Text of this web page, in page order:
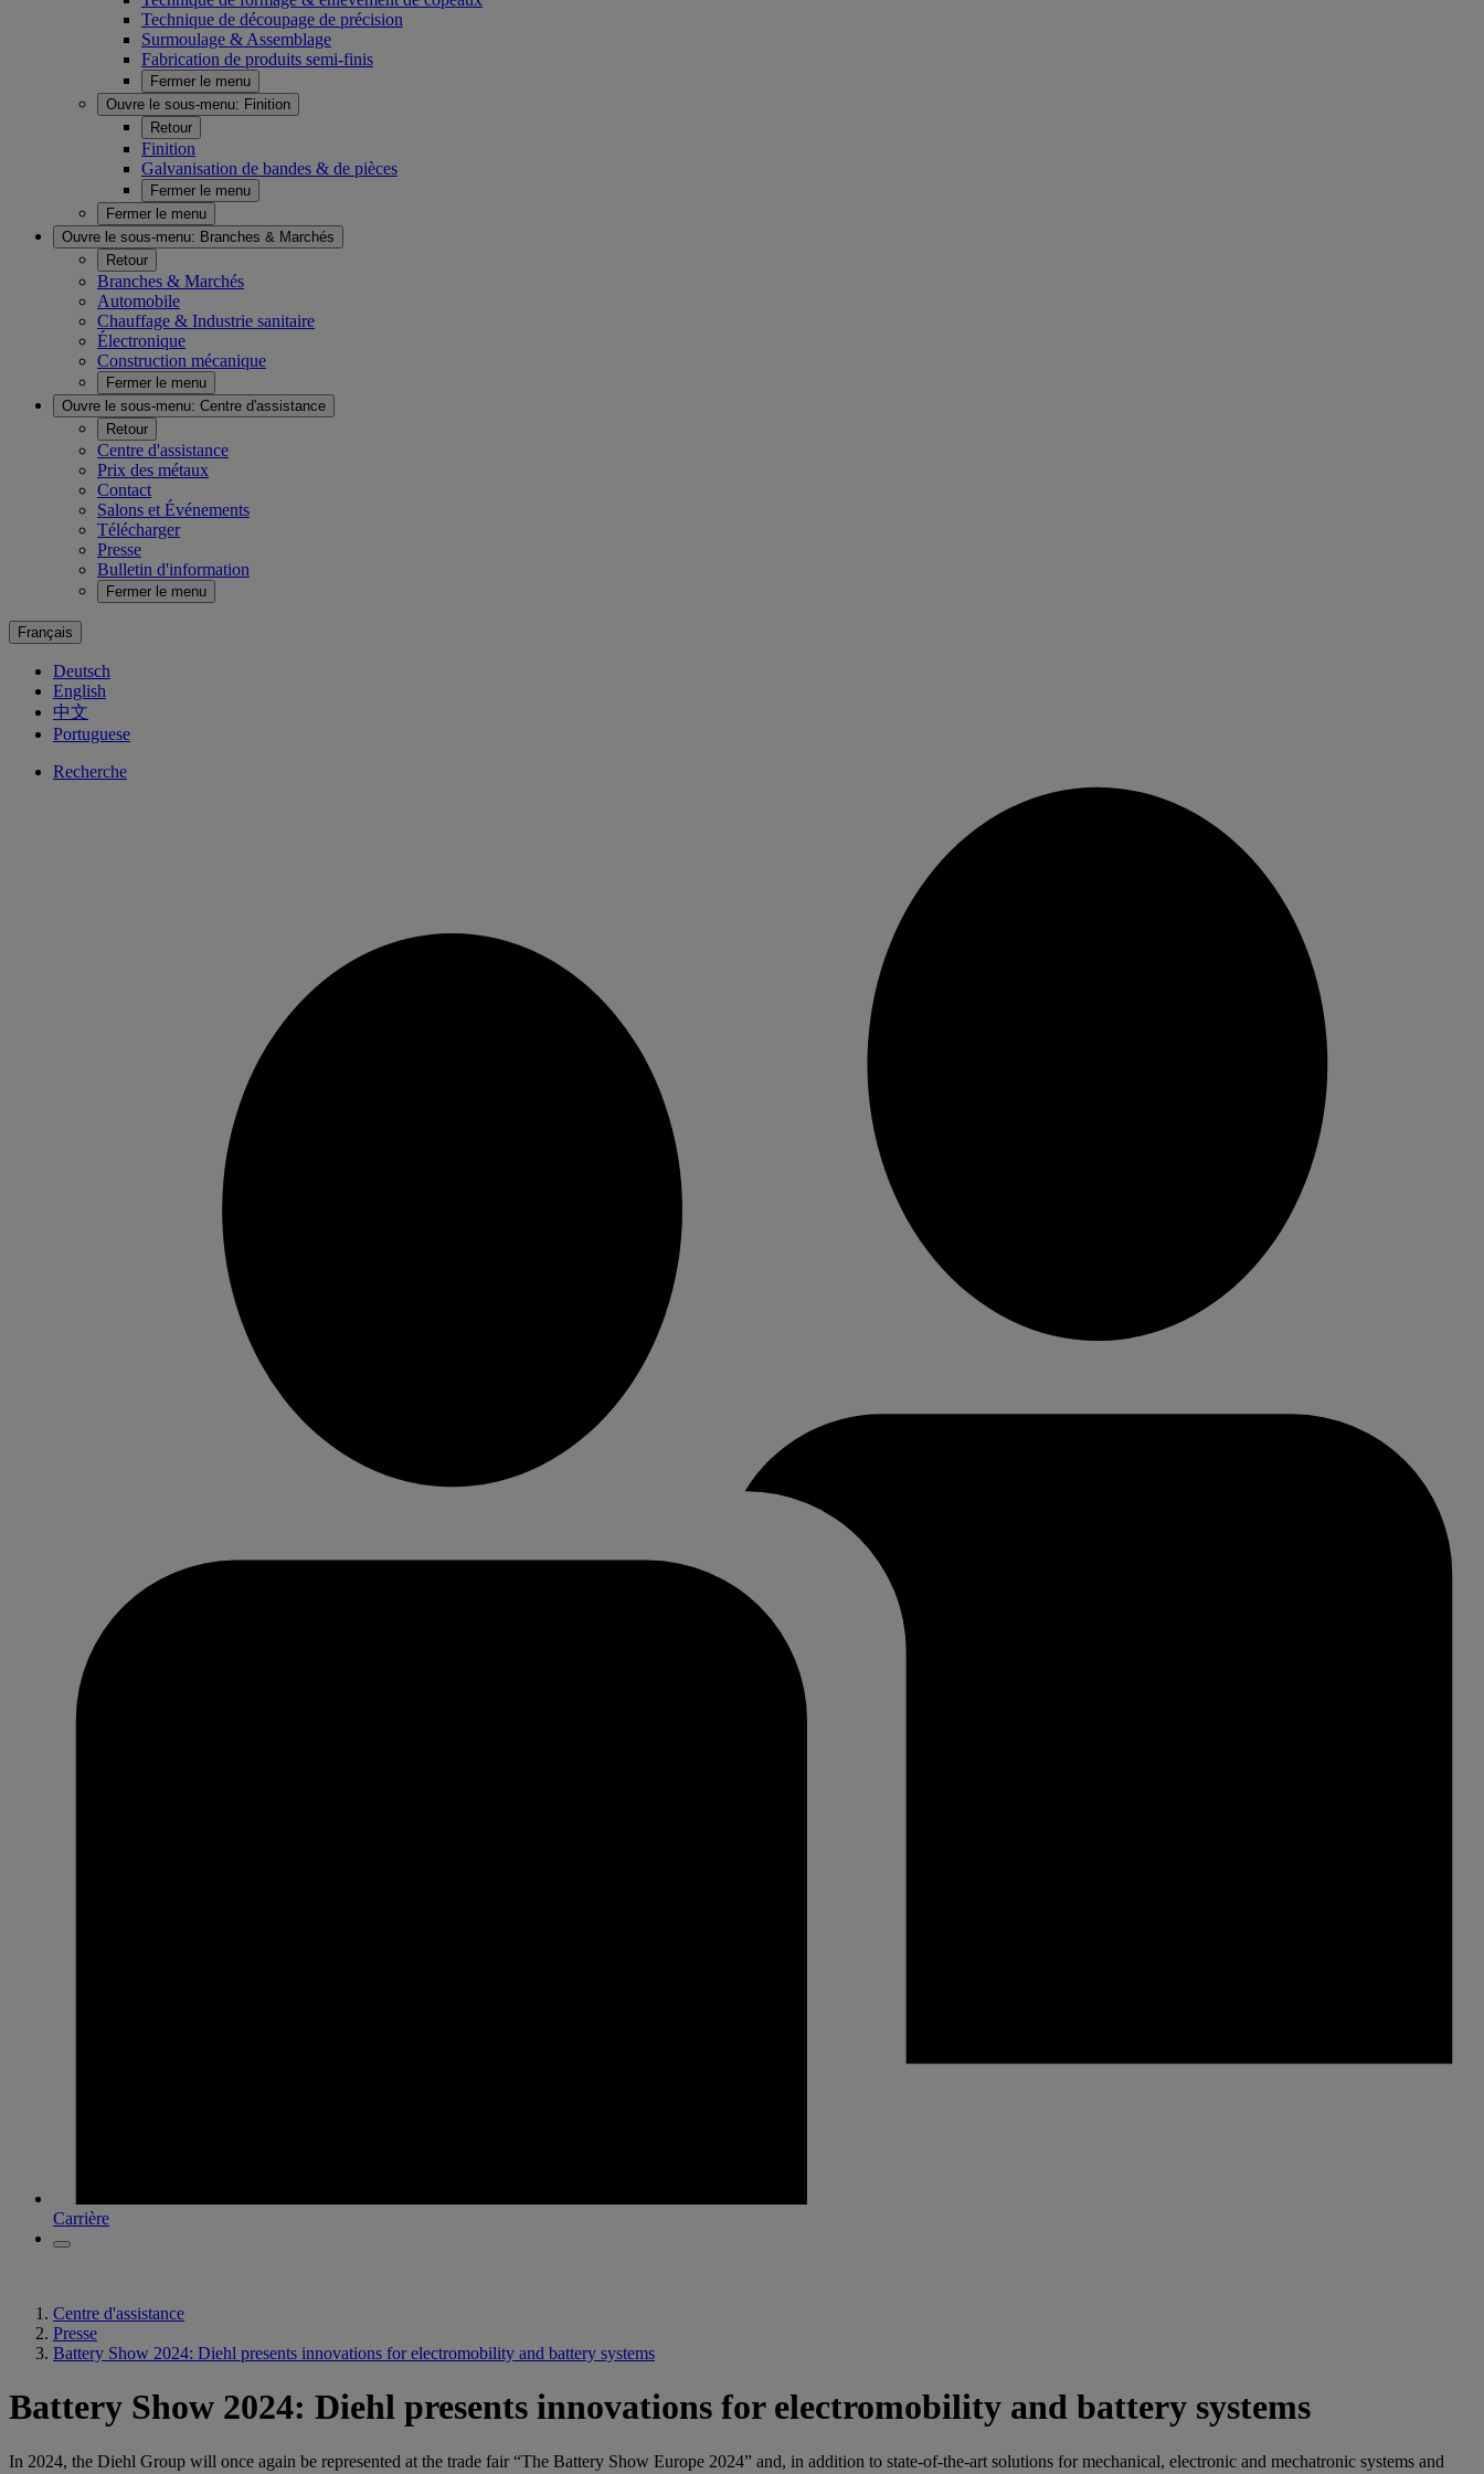
Technique de découpage de précision
Surmoulage & Assemblage
Fabrication de produits semi-finis
Fermer le menu
Ouvre le sous-menu: Finition
Retour
Finition
Galvanisation de bandes & de pièces
Fermer le menu
Fermer le menu
Ouvre le sous-menu: Branches & Marchés
Retour
Branches & Marchés
Automobile
Chauffage & Industrie sanitaire
Électronique
Construction mécanique
Fermer le menu
Ouvre le sous-menu: Centre d'assistance
Retour
Centre d'assistance
Prix des métaux
Contact
Salons et Événements
Télécharger
Presse
Bulletin d'information
Fermer le menu
Français
Deutsch
English
中文
Portuguese
Recherche
Carrière
Centre d'assistance
Presse
Battery Show 2024: Diehl presents innovations for electromobility and battery systems
Battery Show 2024: Diehl presents innovations for electromobility and battery systems
In 2024, the Diehl Group will once again be represented at the trade fair “The Battery Show Europe 2024” and, in addition to state-of-the-art solutions for mechanical, electronic and mechatronic systems and